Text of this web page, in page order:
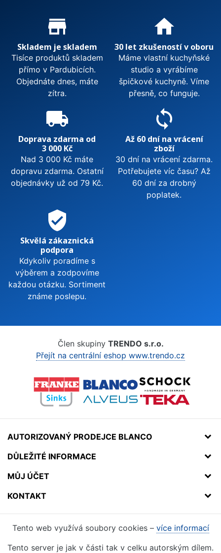
Proč nakupovat u nás?
store_mall_directory
Skladem je skladem
Tisíce produktů skladem
přímo v Pardubicích.
Objednáte dnes, máte
zítra.
home
30 let zkušeností v oboru
Máme vlastní kuchyňské
studio a vyrábíme
špičkové kuchyně. Víme
přesně, co funguje.
local_shipping
Doprava zdarma od
3 000 Kč
Nad 3 000 Kč máte
dopravu zdarma. Ostatní
objednávky už od 79 Kč.
sync
Až 60 dní na vrácení
zboží
30 dní na vrácení zdarma.
Potřebujete víc času? Až
60 dní za drobný
poplatek.
verified_user
Skvělá zákaznická
podpora
Kdykoliv poradíme s
výběrem a zodpovíme
každou otázku. Sortiment
známe poslepu.
Člen skupiny TRENDO s.r.o.
Přejít na centrální eshop www.trendo.cz
AUTORIZOVANÝ PRODEJCE BLANCO
DŮLEŽITÉ INFORMACE
MŮJ ÚČET
KONTAKT
Tento web využívá soubory cookies – více informací
Tento server je jak v části tak v celku autorským dílem.